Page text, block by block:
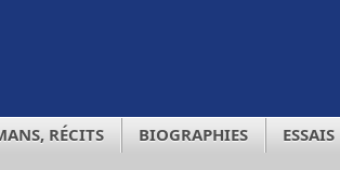
RÉCITS BIOGRAPHIES ESSAIS